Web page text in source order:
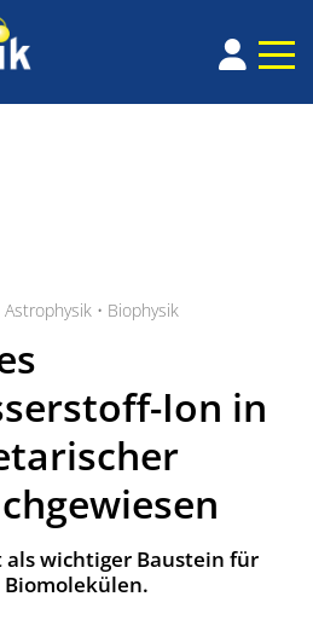
Astrophysik • Biophysik
Ion in
als wichtiger Baustein für